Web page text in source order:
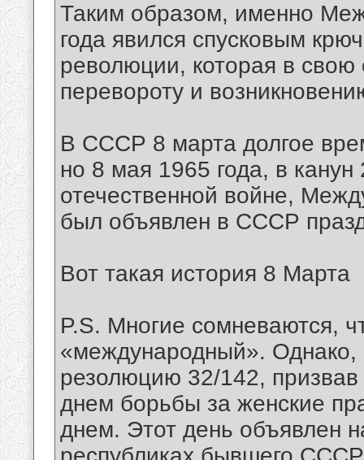
Таким образом, именно
года явился спусковым
революции, которая в свою
перевороту и
В СССР 8 марта долгое
но 8 мая 1965 года, в
отечественной войне,
был объявлен в СССР
Вот такая история 8 Марта
P.S. Многие сомневаются,
«международный».
резолюцию 32/142, призвав
днем борьбы за женские
днем. Этот день объявлен